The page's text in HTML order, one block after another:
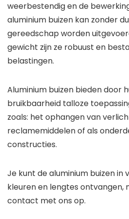
weerbestendig en de
aluminium buizen kan zonder
gereedschap worden
gewicht zijn ze robuust en
belastingen.
Aluminium buizen bieden door
bruikbaarheid talloze
zoals: het ophangen van
reclamemiddelen of als
constructies.
Je kunt de aluminium buizen in
kleuren en lengtes ontvangen,
contact met ons op.